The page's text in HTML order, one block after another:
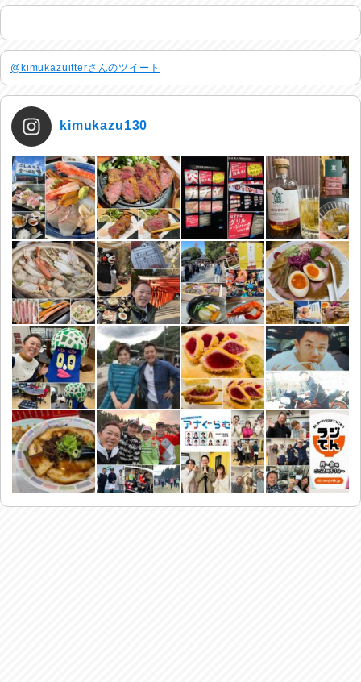
@kimukazuitterさんのツイート
kimukazu130